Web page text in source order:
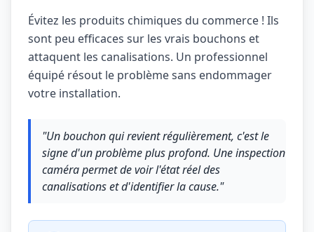
Évitez les produits chimiques du commerce ! Ils
sont peu efficaces sur les vrais bouchons et
attaquent les canalisations. Un professionnel
équipé résout le problème sans endommager
votre installation.
"Un bouchon qui revient régulièrement, c'est le
signe d'un problème plus profond. Une inspection
caméra permet de voir l'état réel des
canalisations et d'identifier la cause."